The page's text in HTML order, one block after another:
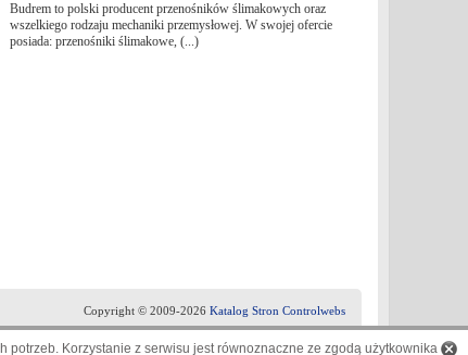
Budrem to polski producent przenośników ślimakowych oraz
wszelkiego rodzaju mechaniki przemysłowej. W swojej ofercie
posiada: przenośniki ślimakowe, (...)
Copyright © 2009-2026 Katalog Stron Controlwebs
Korzystanie z serwisu jest równoznaczne ze zgodą użytkownika